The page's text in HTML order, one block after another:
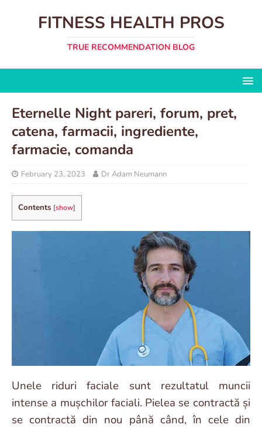
FITNESS HEALTH PROS
TRUE RECOMMENDATION BLOG
Eternelle Night pareri, forum, pret,
catena, farmacii, ingrediente,
farmacie, comanda
February 23, 2023 Dr Adam Neumann
Contents [show]
Unele riduri faciale sunt rezultatul muncii
intense a mușchilor faciali. Pielea se contractă și
se contractă din nou până când, în cele din